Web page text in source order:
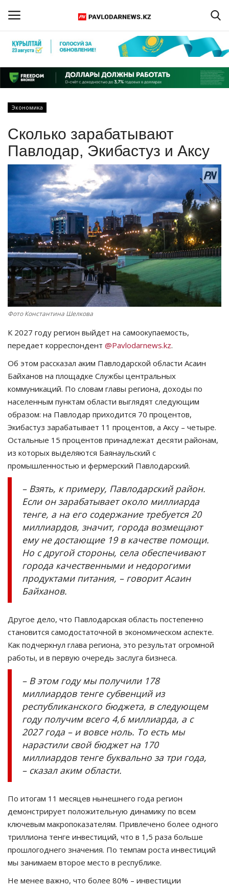
Регистрация
Главная
ПАВЛОДАРСКАЯ ОБЛАСТЬ
КАЗАХСТАН
МИР
СПЕЦПРОЕКТЫ
СПОРТ
Чек-лист
РАЗВЛЕЧЕНИЯ
Курултай
Язык
Экономика
Сколько зарабатывают
Павлодар, Экибастуз и Аксу
Фото Константина Шелкова
К 2027 году регион выйдет на самоокупаемость,
передает корреспондент @Pavlodarnews.kz.
Об этом рассказал аким Павлодарской области Асаин
Байханов на площадке Службы центральных
коммуникаций. По словам главы региона, доходы по
населенным пунктам области выглядят следующим
образом: на Павлодар приходится 70 процентов,
Экибастуз зарабатывает 11 процентов, а Аксу – четыре.
Остальные 15 процентов принадлежат десяти районам,
из которых выделяются Баянаульский с
промышленностью и фермерский Павлодарский.
– Взять, к примеру, Павлодарский район.
Если он зарабатывает около миллиарда
тенге, а на его содержание требуется 20
миллиардов, значит, города возмещают
ему не достающие 19 в качестве помощи.
Но с другой стороны, села обеспечивают
города качественными и недорогими
продуктами питания, – говорит Асаин
Байханов.
Другое дело, что Павлодарская область постепенно
становится самодостаточной в экономическом аспекте.
Как подчеркнул глава региона, это результат огромной
работы, и в первую очередь заслуга бизнеса.
– В этом году мы получили 178
миллиардов тенге субвенций из
республиканского бюджета, в следующем
году получим всего 4,6 миллиарда, а с
2027 года – и вовсе ноль. То есть мы
нарастили свой бюджет на 170
миллиардов тенге буквально за три года,
– сказал аким области.
По итогам 11 месяцев нынешнего года регион
демонстрирует положительную динамику по всем
ключевым макропоказателям. Привлечено более одного
триллиона тенге инвестиций, что в 1,5 раза больше
прошлогоднего значения. По темпам роста инвестиций
мы занимаем второе место в республике.
Не менее важно, что более 80% – инвестиции